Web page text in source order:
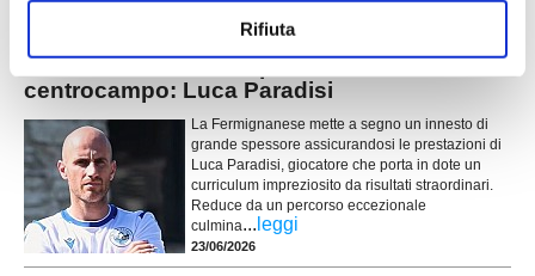
Rifiuta
FERMIGNANESE. Un profilo vincente a
centrocampo: Luca Paradisi
La Fermignanese mette a segno un innesto di
grande spessore assicurandosi le prestazioni di
Luca Paradisi, giocatore che porta in dote un
curriculum impreziosito da risultati straordinari.
Reduce da un percorso eccezionale
culmina... leggi
23/06/2026